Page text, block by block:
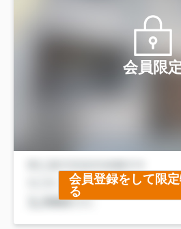
会員限
会員登録をして限
る